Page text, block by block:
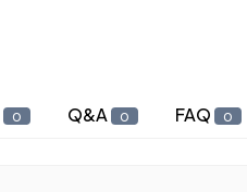
0 Q&A 0 FAQ 0